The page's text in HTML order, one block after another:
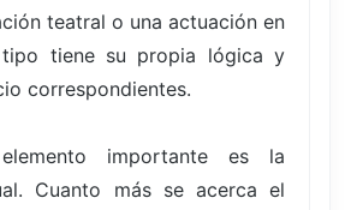
teatral o una actuación en
tiene su propia lógica y
correspondientes.
importante es la
Cuanto más se acerca el